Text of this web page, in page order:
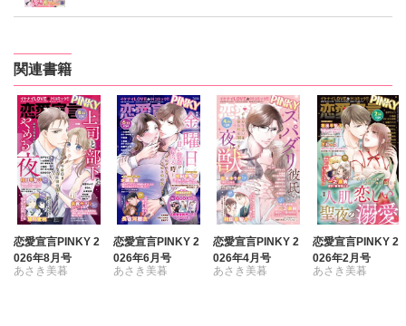
関連書籍
恋愛宣言PINKY 2
026年8月号
あさき美暮
恋愛宣言PINKY 2
026年6月号
あさき美暮
恋愛宣言PINKY 2
026年4月号
あさき美暮
恋愛宣言PINKY 2
026年2月号
あさき美暮